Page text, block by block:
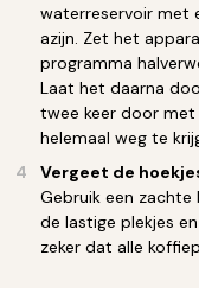
waterreservoir met
azijn. Zet het
programma
Laat het daarna
twee keer door
helemaal weg te
Vergeet de
Gebruik een
de lastige plekjes
zeker dat alle